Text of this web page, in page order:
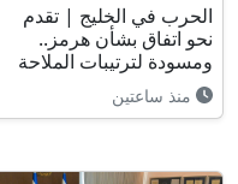
الحرب في الخليج | تقدم
نحو اتفاق بشأن هرمز..
ومسودة لترتيبات الملاحة
منذ ساعتين